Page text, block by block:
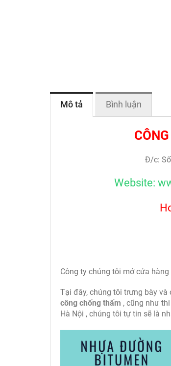
Mô tả Bình luận
Đ/c:
Website:
Công ty chúng tôi mở cửa
Tại đây, chúng tôi trưng bày
công chống thấm , cũng như
Hà Nội , chúng tôi tự tin sẽ là